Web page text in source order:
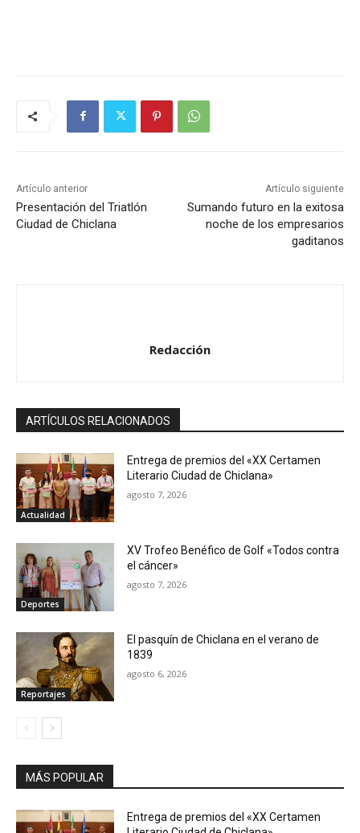
Artículo anterior
Presentación del Triatlón
Ciudad de Chiclana
Artículo siguiente
Sumando futuro en la exitosa
noche de los empresarios
gaditanos
Redacción
ARTÍCULOS RELACIONADOS
Actualidad
Entrega de premios del «XX Certamen
Literario Ciudad de Chiclana»
agosto 7, 2026
Deportes
XV Trofeo Benéfico de Golf «Todos contra
el cáncer»
agosto 7, 2026
Reportajes
El pasquín de Chiclana en el verano de
1839
agosto 6, 2026
MÁS POPULAR
Entrega de premios del «XX Certamen